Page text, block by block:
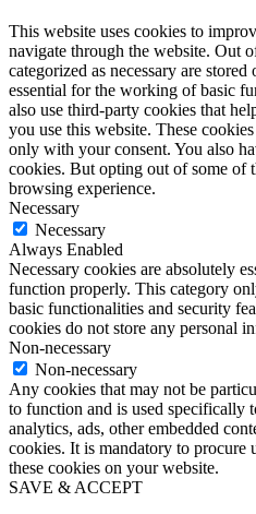
This website uses cookies to
navigate through the website. Out
categorized as necessary are
essential for the working of basic
also use third-party cookies that
you use this website. These
only with your consent. You also
cookies. But opting out of some of
browsing experience.
Necessary
Necessary
Always Enabled
Necessary cookies are absolutely
function properly. This category
basic functionalities and security
cookies do not store any personal
Non-necessary
Non-necessary
Any cookies that may not be
to function and is used specifically
analytics, ads, other embedded
cookies. It is mandatory to procure
these cookies on your website.
SAVE & ACCEPT